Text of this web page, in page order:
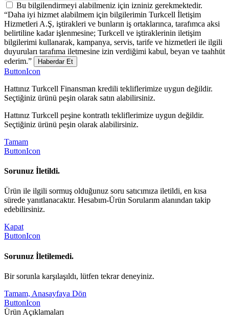
Bu bilgilendirmeyi alabilmeniz için izniniz gerekmektedir.
“Daha iyi hizmet alabilmem için bilgilerimin Turkcell İletişim
Hizmetleri A.Ş, iştirakleri ve bunların iş ortaklarınca, tarafımca aksi
belirtiline kadar işlenmesine; Turkcell ve iştiraklerinin iletişim
bilgilerimi kullanarak, kampanya, servis, tarife ve hizmetleri ile ilgili
duyuruları tarafıma iletmesine izin verdiğimi kabul, beyan ve taahhüt
ederim.”
Haberdar Et
ButtonIcon
Hattınız Turkcell Finansman kredili tekliflerimize uygun değildir.
Seçtiğiniz ürünü peşin olarak satın alabilirsiniz.
Hattınız Turkcell peşine kontratlı tekliflerimize uygun değildir.
Seçtiğiniz ürünü peşin olarak alabilirsiniz.
Tamam
ButtonIcon
Sorunuz İletildi.
Ürün ile ilgili sormuş olduğunuz soru satıcımıza iletildi, en kısa
sürede yanıtlanacaktır. Hesabım-Ürün Sorularım alanından takip
edebilirsiniz.
Kapat
ButtonIcon
Sorunuz İletilemedi.
Bir sorunla karşılaşıldı, lütfen tekrar deneyiniz.
Tamam, Anasayfaya Dön
ButtonIcon
Ürün Açıklamaları